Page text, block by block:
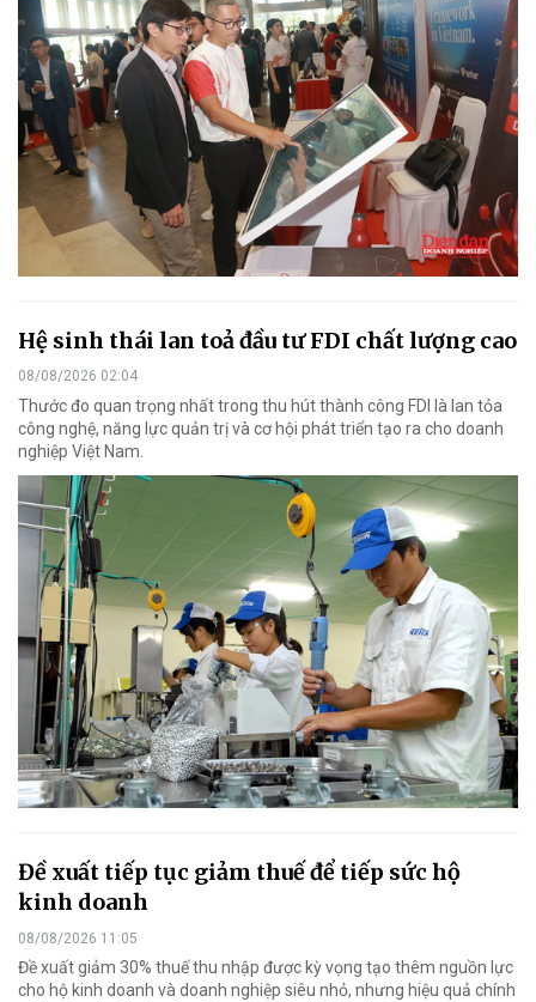
Hệ sinh thái lan toả đầu tư FDI chất lượng cao
08/08/2026 02:04
Thước đo quan trọng nhất trong thu hút thành công FDI là lan tỏa
công nghệ, năng lực quản trị và cơ hội phát triển tạo ra cho doanh
nghiệp Việt Nam.
Đề xuất tiếp tục giảm thuế để tiếp sức hộ
kinh doanh
08/08/2026 11:05
Đề xuất giảm 30% thuế thu nhập được kỳ vọng tạo thêm nguồn lực
cho hộ kinh doanh và doanh nghiệp siêu nhỏ, nhưng hiệu quả chính